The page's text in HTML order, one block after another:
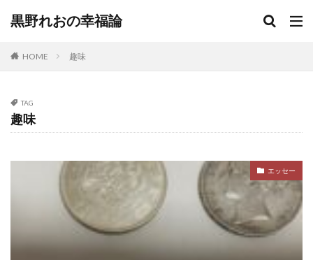
黒野れおの幸福論
HOME 趣味
TAG
趣味
エッセー